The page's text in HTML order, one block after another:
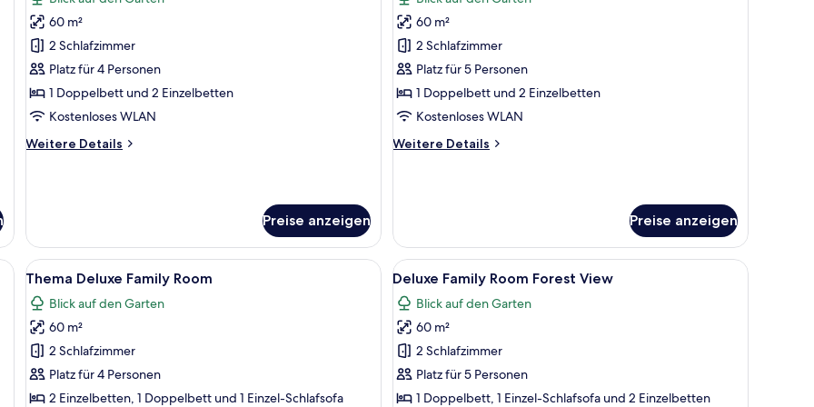
für
Family
Room
Forest
View
anzeigen
60 m²
2 Schlafzimmer
Platz für 4 Personen
1 Doppelbett und 2 Einzelbetten
Kostenloses WLAN
Weitere Details
Weitere
View
Preise anzeigen
für
Superior
Family
Room
Forest
View
60 m²
2 Schlafzimmer
Platz für 5 Personen
1 Doppelbett und 2 Einzelbetten
Kostenloses WLAN
Weitere Details
Weitere
Forest
View
Preise anzeigen
einem großen Bett, einem kleinen Schreibtisch, einem Balkon mit Meerblick und einem großen Gemälde an der Wand.
Alle
Fotos
für
Thema
Deluxe
Family
Room
Ein Zimmer mit Etagenbetten, einem roten Sitzsack, einem runden Tisch und einem Fernseher.
5
Thema Deluxe Family Room
Blick auf den Garten
60 m²
2 Schlafzimmer
Platz für 4 Personen
2 Einzelbetten, 1 Doppelbett und 1 Einzel-Schlafsofa
Alle
Fotos
für
Deluxe
Family
Room
Forest
Ein Hotelzimmer mit einem großen Bett,
5
Deluxe Family Room Forest View
Blick auf den Garten
60 m²
2 Schlafzimmer
Platz für 5 Personen
1 Doppelbett, 1 Einzel-Schlafsofa und 2 Einzelbetten